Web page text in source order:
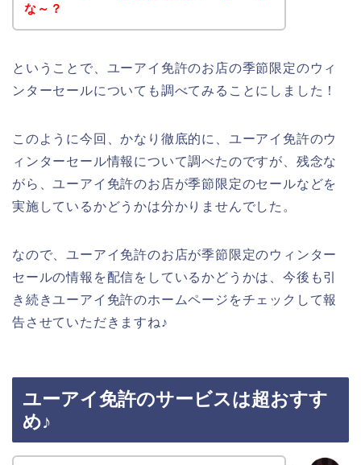
な～？
ということで、ユーアイ免許のお店の季節限定のウィ
ンターセールについても調べてみることにしました！
このように今回、かなり徹底的に、ユーアイ免許のウ
ィンターセール情報について調べたのですが、残念な
がら、ユーアイ免許のお店が季節限定のセールなどを
実施しているかどうかは分かりませんでした。
なので、ユーアイ免許のお店が季節限定のウィンター
セールの情報を配信をしているかどうかは、今後も引
き続きユーアイ免許のホームページをチェックして報
告させていただきますね♪
ユーアイ免許のサービスは超おすす
め♪